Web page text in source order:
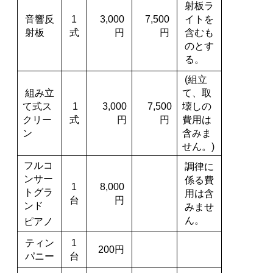
音響反
射板
1
式
3,000
円
7,500
円
射板ラ
イトを
含むも
のとす
る。
組み立
て式ス
クリー
ン
1
式
3,000
円
7,500
円
(組立
て、取
壊しの
費用は
含みま
せん。)
フルコ
ンサー
トグラ
ンド
ピアノ
1
台
8,000
円
調律に
係る費
用は含
みませ
ん。
ティン
パニー
1
台
200円